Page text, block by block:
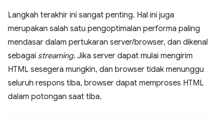
Langkah terakhir ini sangat penting. Hal ini juga
merupakan salah satu pengoptimalan performa paling
mendasar dalam pertukaran server/browser, dan dikenal
sebagai streaming. Jika server dapat mulai mengirim
HTML sesegera mungkin, dan browser tidak menunggu
seluruh respons tiba, browser dapat memproses HTML
dalam potongan saat tiba.